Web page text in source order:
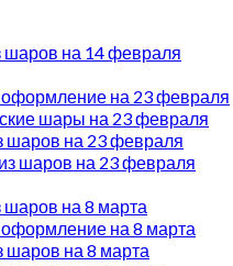
шаров на 14 февраля
оформление на 23 февраля
шары на 23 февраля
шаров на 23 февраля
шаров на 23 февраля
шаров на 8 марта
на 8 марта
шаров на 8 марта